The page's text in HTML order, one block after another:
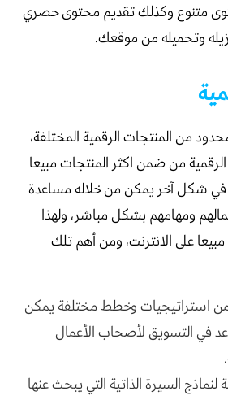
متنوع وكذلك تقديم محتوى حصري
وتحميله من موقعك.
من المنتجات الرقمية المختلفة،
من ضمن اكثر المنتجات مبيعا
في شكل آخر يمكن من خلاله مساعدة
ومهامهم بشكل مباشر، ولهذا
على الانترنت، ومن أهم تلك
استراتيجيات وخطط مختلفة يمكن
في التسويق لأصحاب الأعمال
السيرة الذاتية التي يبحث عنها